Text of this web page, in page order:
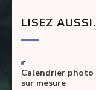
LISEZ
-
Calendrier photo
sur mesure